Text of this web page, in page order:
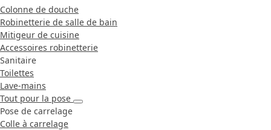
Colonne de douche
Robinetterie de salle de bain
Mitigeur de cuisine
Accessoires robinetterie
Sanitaire
Toilettes
Lave-mains
Tout pour la pose
Pose de carrelage
Colle à carrelage